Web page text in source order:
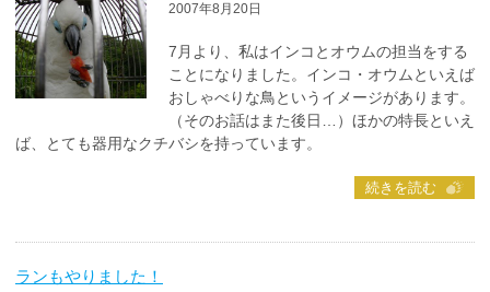
2007年8月20日
7月より、私はインコとオウムの担当をする
ことになりました。インコ・オウムといえば
おしゃべりな鳥というイメージがあります。
（そのお話はまた後日…）ほかの特長といえ
ば、とても器用なクチバシを持っています。
続きを読む
ランもやりました！